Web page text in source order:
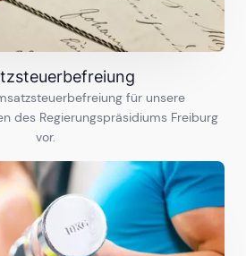
für unsere
des Regierungspräsidiums Freiburg
vor.